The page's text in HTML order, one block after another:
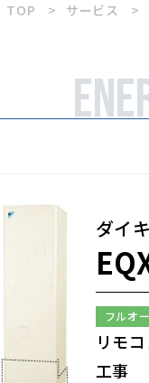
TOP サービス
ダイ
フルオ
リモ
工事